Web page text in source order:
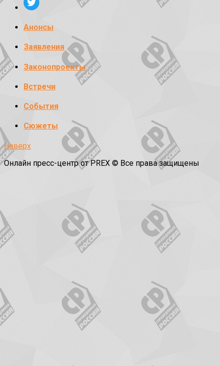
Анонсы
Заявления
Законопроекты
Встречи
События
Сюжеты
Наверх
Онлайн пресс-центр от PREX © Все права защищены